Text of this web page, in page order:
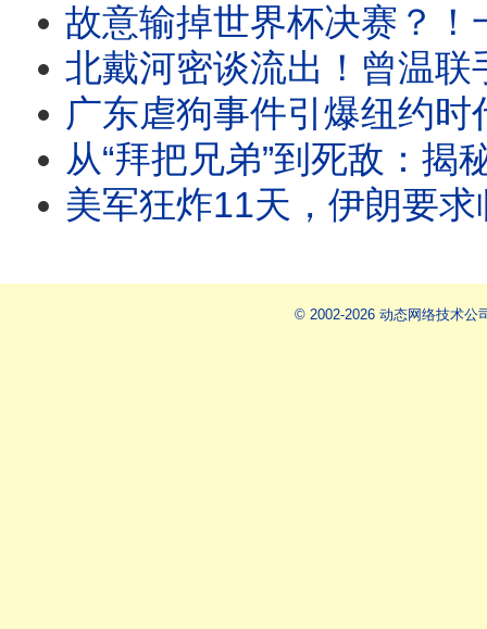
故意输掉世界杯决赛？！一夜之间成为骗子的梅西遭遇假爆料、千万请愿、全
北戴河密谈流出！曾温联手否决，习近平惊爆
广东虐狗事件引爆纽约时代广场，从旺旺、铁链女到防疫扑杀：中国人为何向弱者下手？
从“拜把兄弟”到死敌：揭秘习近平与薄熙来34年恩怨，一场由“
美军狂炸11天，伊朗要求临时停火10天，川普拒绝！看懂魔鬼的交易：毛泽东的赞美
© 2002-2026 动态网络技术公